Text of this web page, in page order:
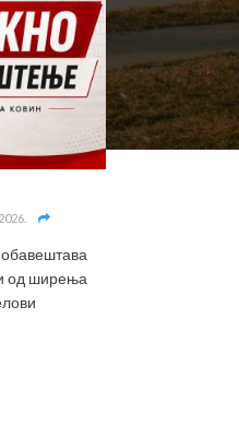
од ширења